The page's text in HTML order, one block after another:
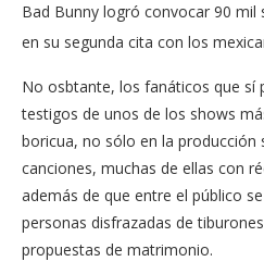
Bad Bunny logró convocar 90 mil
en su segunda cita con los
No osbtante, los fanáticos que sí
testigos de unos de los shows
boricua, no sólo en la producción
canciones, muchas de ellas con
además de que entre el público
personas disfrazadas de
propuestas de matrimonio.